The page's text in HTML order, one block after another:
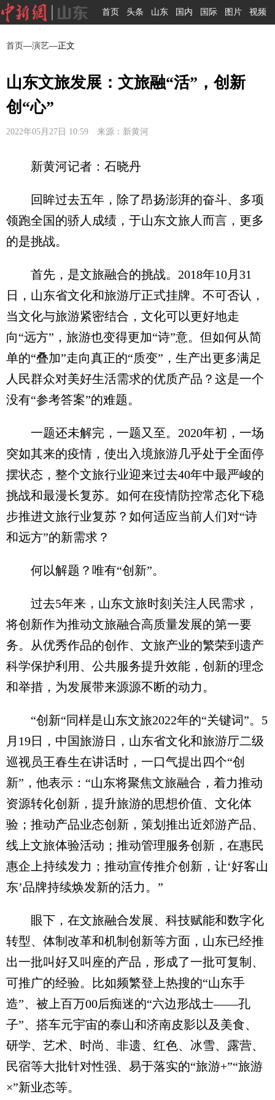
首页 头条 山东 国内 国际 图片 视频
首页—演艺—正文
山东文旅发展：文旅融“活”，创新
创“心”
2022年05月27日 10:59 来源：新黄河
新黄河记者：石晓丹
回眸过去五年，除了昂扬澎湃的奋斗、多项
领跑全国的骄人成绩，于山东文旅人而言，更多
的是挑战。
首先，是文旅融合的挑战。2018年10月31
日，山东省文化和旅游厅正式挂牌。不可否认，
当文化与旅游紧密结合，文化可以更好地走
向“远方”，旅游也变得更加“诗”意。但如何从简
单的“叠加”走向真正的“质变”，生产出更多满足
人民群众对美好生活需求的优质产品？这是一个
没有“参考答案”的难题。
一题还未解完，一题又至。2020年初，一场
突如其来的疫情，使出入境旅游几乎处于全面停
摆状态，整个文旅行业迎来过去40年中最严峻的
挑战和最漫长复苏。如何在疫情防控常态化下稳
步推进文旅行业复苏？如何适应当前人们对“诗
和远方”的新需求？
何以解题？唯有“创新”。
过去5年来，山东文旅时刻关注人民需求，
将创新作为推动文旅融合高质量发展的第一要
务。从优秀作品的创作、文旅产业的繁荣到遗产
科学保护利用、公共服务提升效能，创新的理念
和举措，为发展带来源源不断的动力。
“创新“同样是山东文旅2022年的“关键词”。5
月19日，中国旅游日，山东省文化和旅游厅二级
巡视员王春生在讲话时，一口气提出四个“创
新”，他表示：“山东将聚焦文旅融合，着力推动
资源转化创新，提升旅游的思想价值、文化体
验；推动产品业态创新，策划推出近郊游产品、
线上文旅体验活动；推动管理服务创新，在惠民
惠企上持续发力；推动宣传推介创新，让‘好客山
东’品牌持续焕发新的活力。”
眼下，在文旅融合发展、科技赋能和数字化
转型、体制改革和机制创新等方面，山东已经推
出一批叫好又叫座的产品，形成了一批可复制、
可推广的经验。比如频繁登上热搜的“山东手
造”、被上百万00后痴迷的“六边形战士——孔
子”、搭车元宇宙的泰山和济南皮影以及美食、
研学、艺术、时尚、非遗、红色、冰雪、露营、
民宿等大批针对性强、易于落实的“旅游+”“旅游
×”新业态等。